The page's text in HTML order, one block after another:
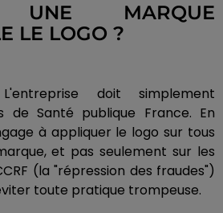
UNE MARQUE
LE LOGO ?
doit simplement
de Santé publique France. En
à appliquer le logo sur tous
et pas seulement sur les
(la "répression des fraudes")
toute pratique trompeuse.